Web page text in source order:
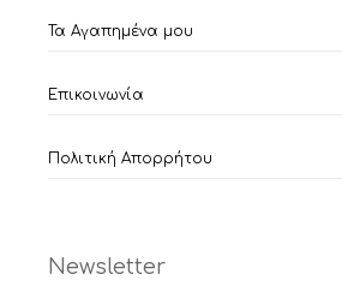
Τα Αγαπημένα μου
Επικοινωνία
Πολιτική Απορρήτου
Newsletter